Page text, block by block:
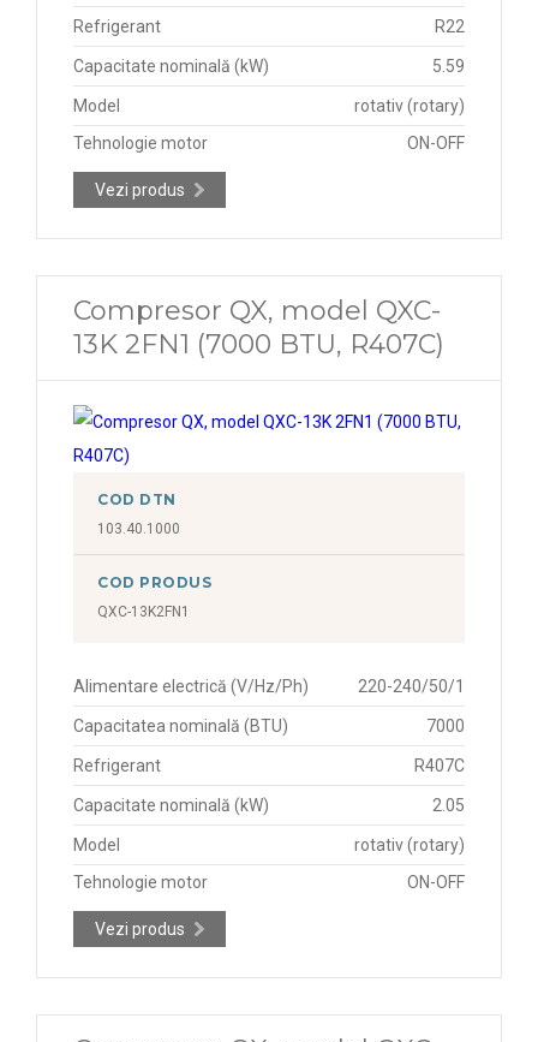
Refrigerant R22
Capacitate nominală (kW) 5.59
Model
rotativ (rotary)
Tehnologie motor
ON-OFF
Vezi produs
Compresor QX, model QXC-
13K 2FN1 (7000 BTU, R407C)
COD DTN
103.40.1000
COD PRODUS
QXC-13K2FN1
Alimentare electrică (V/Hz/Ph) 220-240/50/1
Capacitatea nominală (BTU) 7000
Refrigerant R407C
Capacitate nominală (kW) 2.05
Model
rotativ (rotary)
Tehnologie motor
ON-OFF
Vezi produs